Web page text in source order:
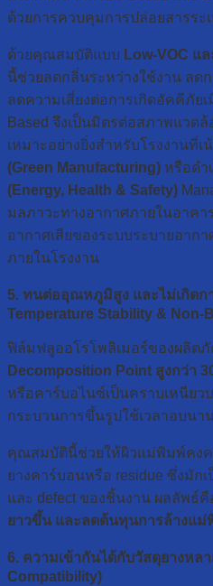
ด้วยการควบคุมการปล่อยสารระ
ด้วยคุณสมบัติแบบ Low-VOC แ
นี้ช่วยลดกลิ่นระหว่างใช้งาน ลดก
ลดความเสี่ยงต่อการเกิดอัคคีภัย
Based จึงเป็นมิตรต่อสภาพแวด
เหมาะอย่างยิ่งสำหรับโรงงานที่เ
(Green Manufacturing) หรือดำ
(Energy, Health & Safety)
มลภาวะทางอากาศภายในอาคา
อากาศเสียของระบบระบายอากา
ภายในโรงงาน
5. ทนต่ออุณหภูมิสูง และไม่เกิดก
Temperature Stability & Non-
ฟิล์มฟลูออโรโพลิเมอร์ของผลิต
Decomposition Point สูงกว่า
หรือคาร์บอไนซ์เป็นคราบเหนีย
กระบวนการขึ้นรูปใช้เวลาอบน
คุณสมบัตินี้ช่วยให้ผิวแม่พิมพ์คงค
ยางคาร์บอนหรือ residue ซึ่งมักเ
และ defect ของชิ้นงาน ผลลัพธ์คื
ยาวขึ้น และลดต้นทุนการล้างแม่
6. ความเข้ากันได้กับวัสดุยางหล
Compatibility)